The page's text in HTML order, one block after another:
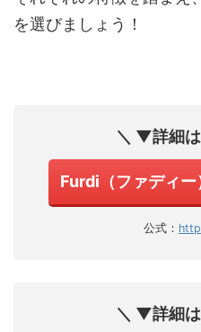
を選びましょう！
＼ ▼詳細
Furdi（ファディ
公式：
＼ ▼詳細